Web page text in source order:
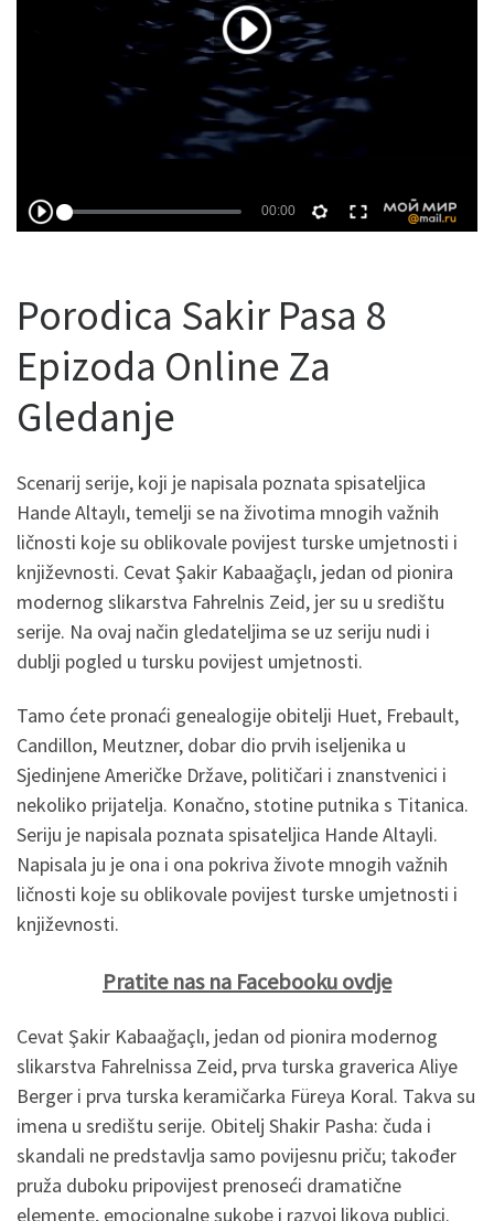
Porodica Sakir Pasa 8
Epizoda Online Za
Gledanje
Scenarij serije, koji je napisala poznata spisateljica
Hande Altaylı, temelji se na životima mnogih važnih
ličnosti koje su oblikovale povijest turske umjetnosti i
književnosti. Cevat Şakir Kabaağaçlı, jedan od pionira
modernog slikarstva Fahrelnis ​​Zeid, jer su u središtu
serije. Na ovaj način gledateljima se uz seriju nudi i
dublji pogled u tursku povijest umjetnosti.
Tamo ćete pronaći genealogije obitelji Huet, Frebault,
Candillon, Meutzner, dobar dio prvih iseljenika u
Sjedinjene Američke Države, političari i znanstvenici i
nekoliko prijatelja. Konačno, stotine putnika s Titanica.
Seriju je napisala poznata spisateljica Hande Altayli.
Napisala ju je ona i ona pokriva živote mnogih važnih
ličnosti koje su oblikovale povijest turske umjetnosti i
književnosti.
Pratite nas na Facebooku ovdje
Cevat Şakir Kabaağaçlı, jedan od pionira modernog
slikarstva Fahrelnissa Zeid, prva turska graverica Aliye
Berger i prva turska keramičarka Füreya Koral. Takva su
imena u središtu serije. Obitelj Shakir Pasha: čuda i
skandali ne predstavlja samo povijesnu priču; također
pruža duboku pripovijest prenoseći dramatične
elemente, emocionalne sukobe i razvoj likova publici.